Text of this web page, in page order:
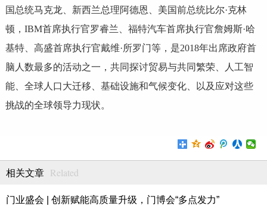
国总统马克龙、新西兰总理阿德恩、美国前总统比尔·克林
顿，IBM首席执行官罗睿兰、福特汽车首席执行官詹姆斯·哈
基特、高盛首席执行官戴维·所罗门等，是2018年出席政府首
脑人数最多的活动之一，共同探讨贸易与共同繁荣、人工智
能、全球人口大迁移、基础设施和气候变化、以及应对这些
挑战的全球领导力现状。
相关文章 Related
门业盛会 | 创新赋能高质量升级，门博会“多点发力”